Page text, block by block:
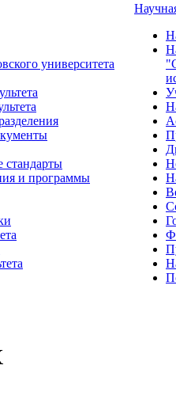
университета
стандарты
и программы